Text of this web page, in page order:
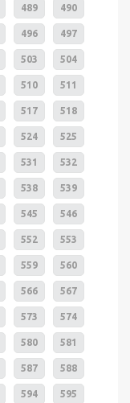
489 490
496 497
503 504
510 511
517 518
524 525
531 532
538 539
545 546
552 553
559 560
566 567
573 574
580 581
587 588
594 595